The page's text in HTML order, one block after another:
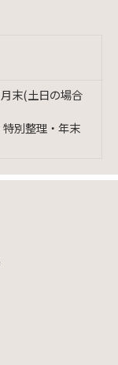
末(土日の場合
別整理・年末